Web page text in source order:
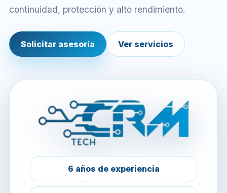
continuidad, protección y alto rendimiento.
Solicitar asesoría Ver servicios
6 años de experiencia